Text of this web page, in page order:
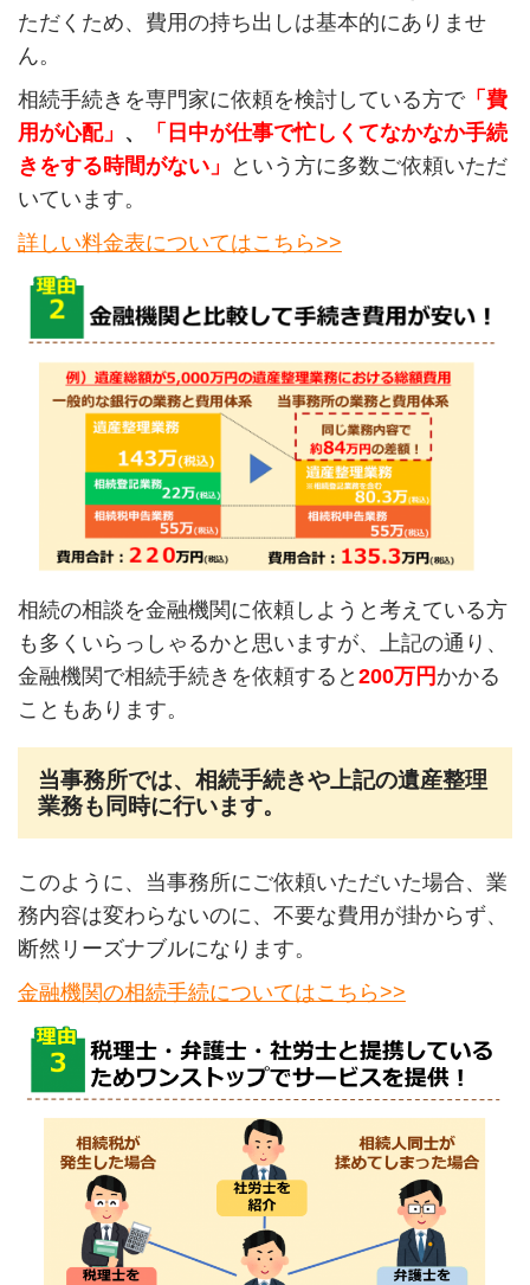
ただくため、費用の持ち出しは基本的にありませ
ん。
相続手続きを専門家に依頼を検討している方で「費
用が心配」 、
「日中が仕事で忙しくてなかなか手続
きをする時間がない」
という方に多数ご依頼いただ
いています。
詳しい料金表についてはこちら>>
相続の相談を金融機関に依頼しようと考えている方
も多くいらっしゃるかと思いますが、上記の通り、
金融機関で相続手続きを依頼すると 200万円 かかる
こともあります。
当事務所では、相続手続きや上記の遺産整理
業務も同時に行います。
このように、当事務所にご依頼いただいた場合、業
務内容は変わらないのに、不要な費用が掛からず、
断然リーズナブルになります。
金融機関の相続手続についてはこちら>>